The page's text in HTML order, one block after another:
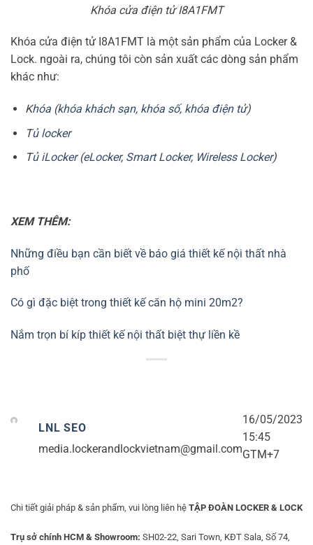
Khóa cửa điện tử I8A1FMT
Khóa cửa điện tử I8A1FMT là một sản phẩm của Locker &
Lock. ngoài ra, chúng tôi còn sản xuất các dòng sản phẩm
khác như:
Khóa(khóa khách sạn, khóa số, khóa điện tử)
Tủ locker
Tủ iLocker(eLocker, Smart Locker, Wireless Locker)
XEM THÊM:
Những điều bạn cần biết về báo giá thiết kế nội thất nhà
phố
Có gì đặc biệt trong thiết kế căn hộ mini 20m2?
Nắm trọn bí kíp thiết kế nội thất biệt thự liền kề
LNL SEO
media.lockerandlockvietnam@gmail.com
16/05/2023
15:45
GTM+7
Chi tiết giải pháp & sản phẩm, vui lòng liên hệ TẬP ĐOÀN LOCKER & LOCK
Trụ sở chính HCM & Showroom: SH02-22, Sari Town, KĐT Sala, Số 74,